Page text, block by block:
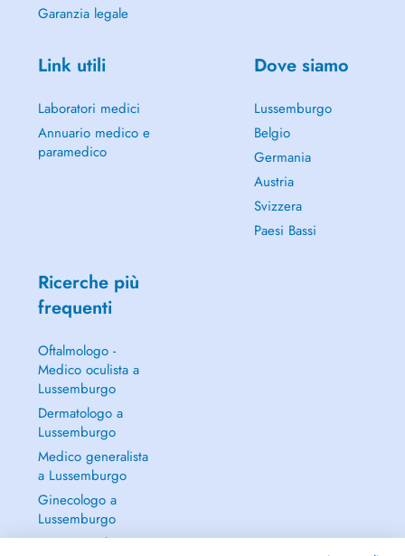
Garanzia legale
Link utili
Laboratori medici
Annuario medico e
paramedico
Dove siamo
Lussemburgo
Belgio
Germania
Austria
Svizzera
Paesi Bassi
Ricerche più
frequenti
Oftalmologo -
Medico oculista a
Lussemburgo
Dermatologo a
Lussemburgo
Medico generalista
a Lussemburgo
Ginecologo a
Lussemburgo
Continua a leggere